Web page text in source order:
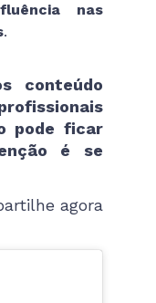
nas
.
conteúdo
pode ficar
é se
agora